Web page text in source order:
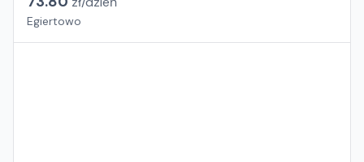
Egiertowo